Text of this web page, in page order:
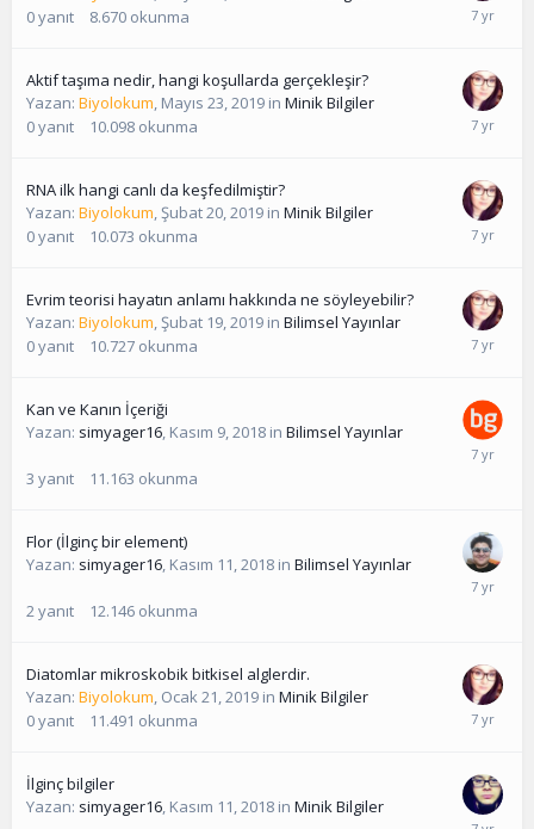
0yanıt 8.670 okunma
Aktif taşıma nedir, hangi koşullarda gerçekleşir?
Yazan: Biyolokum, Mayıs 23, 2019 in Minik Bilgiler
0yanıt 10.098 okunma
RNA ilk hangi canlı da keşfedilmiştir?
Yazan: Biyolokum,Şubat 20, 2019 in Minik Bilgiler
0yanıt 10.073 okunma
Evrim teorisi hayatın anlamı hakkında ne söyleyebilir?
Yazan: Biyolokum,Şubat 19, 2019 in Bilimsel Yayınlar
0yanıt 10.727 okunma
Kan ve Kanın İçeriği
Yazan: simyager16, Kasım 9, 2018 in Bilimsel Yayınlar
3 yanıt 11.163 okunma
Flor (İlginç bir element)
Yazan: simyager16, Kasım 11, 2018 in Bilimsel Yayınlar
2yanıt 12.146 okunma
Diatomlar mikroskobik bitkisel alglerdir.
Yazan: Biyolokum, Ocak 21, 2019 in Minik Bilgiler
0yanıt 11.491 okunma
İlginç bilgiler
Yazan: simyager16, Kasım 11, 2018 in Minik Bilgiler